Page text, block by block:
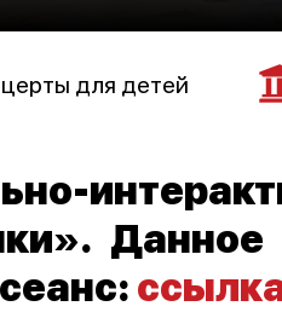
для детей